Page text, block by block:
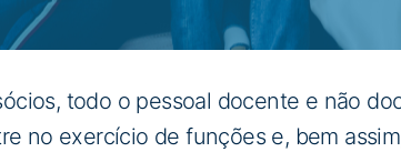
todo o pessoal docente e não
no exercício de funções e, bem